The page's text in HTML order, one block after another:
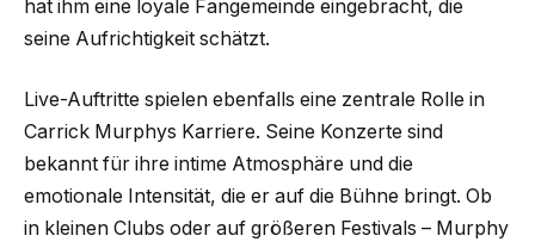
hat ihm eine loyale Fangemeinde eingebracht, die
seine Aufrichtigkeit schätzt.
Live-Auftritte spielen ebenfalls eine zentrale Rolle in
Carrick Murphys Karriere. Seine Konzerte sind
bekannt für ihre intime Atmosphäre und die
emotionale Intensität, die er auf die Bühne bringt. Ob
in kleinen Clubs oder auf größeren Festivals – Murphy